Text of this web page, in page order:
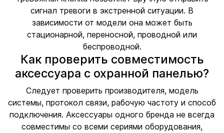
сигнал тревоги в экстренной ситуации. В
зависимости от модели она может быть
стационарной, переносной, проводной или
беспроводной.
Как проверить совместимость
аксессуара с охранной панелью?
Следует проверить производителя, модель
системы, протокол связи, рабочую частоту и способ
подключения. Аксессуары одного бренда не всегда
совместимы со всеми сериями оборудования,